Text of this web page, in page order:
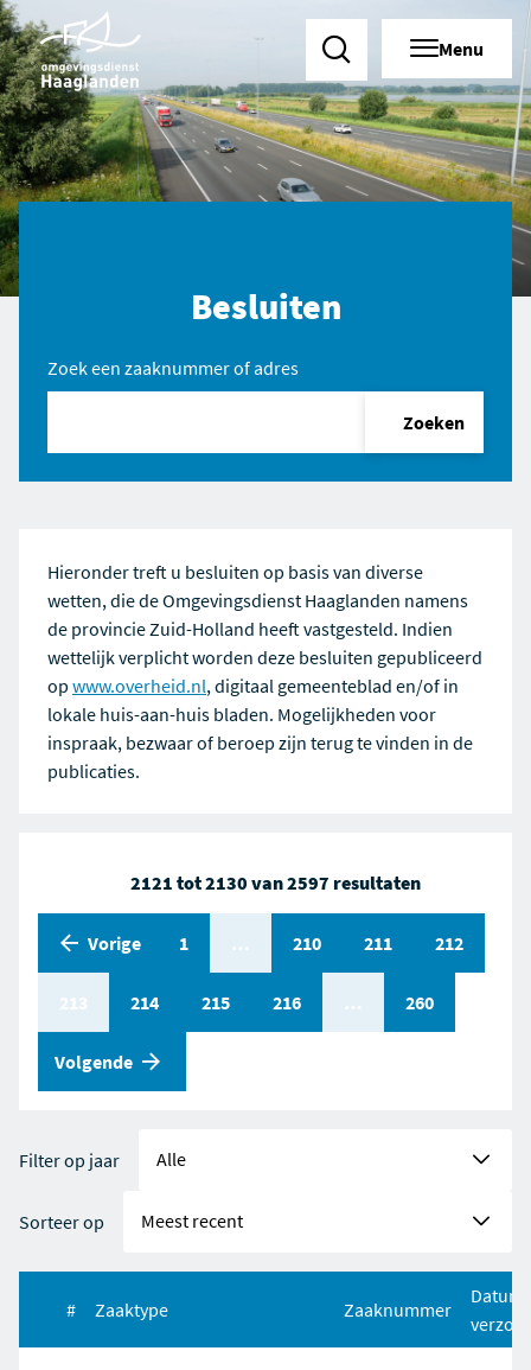
Zoeken Menu
Besluiten
Zoek een zaaknummer of adres
Zoeken
Hieronder treft u besluiten op basis van diverse
wetten, die de Omgevingsdienst Haaglanden namens
de provincie Zuid-Holland heeft vastgesteld. Indien
wettelijk verplicht worden deze besluiten gepubliceerd
op www.overheid.nl, digitaal gemeenteblad en/of in
lokale huis-aan-huis bladen. Mogelijkheden voor
inspraak, bezwaar of beroep zijn terug te vinden in de
publicaties.
2121 tot 2130 van 2597 resultaten
Vorige Pagina
1 Pagina
… Pagina
210 Pagina
211 Pagina
212
Pagina
213 Pagina
214 Pagina
215 Pagina
216 Pagina
… Pagina
260
Volgende pagina
Filter op jaar
Sorteer op
# Zaaktype Zaaknummer
Datum